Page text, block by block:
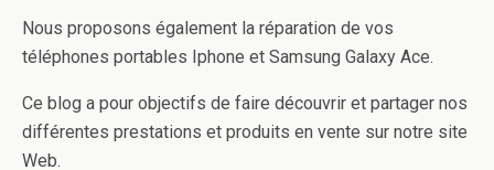
Nous proposons également la réparation de vos
téléphones portables Iphone et Samsung Galaxy Ace.
Ce blog a pour objectifs de faire découvrir et partager nos
différentes prestations et produits en vente sur notre site
Web.